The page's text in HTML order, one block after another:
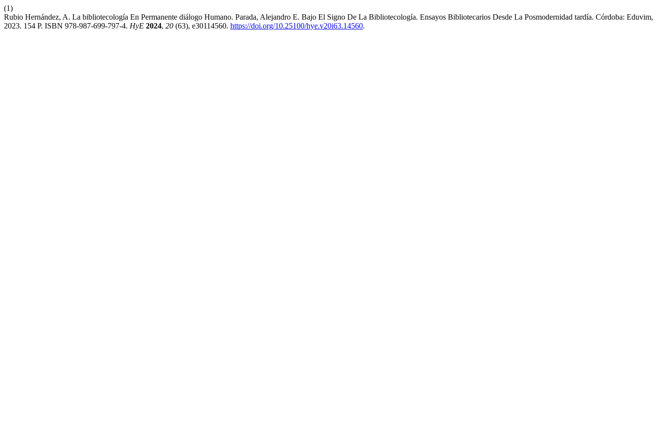
(1)
Rubio Hernández, A. La bibliotecología En Permanente diálogo Humano. Parada, Alejandro E. Bajo El Signo De La Bibliotecología. Ensayos Bibliotecarios Desde La Posmodernidad tardía. Córdoba: Eduvim,
2023. 154 P. ISBN 978-987-699-797-4. HyE 2024, 20 (63), e30114560. https://doi.org/10.25100/hye.v20i63.14560.